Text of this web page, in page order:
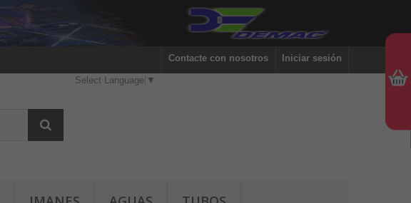
Iniciar sesión
Contacte con nosotros
Select Language ▼